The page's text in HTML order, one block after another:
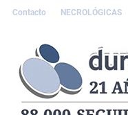
Contacto NECROLÓGICAS